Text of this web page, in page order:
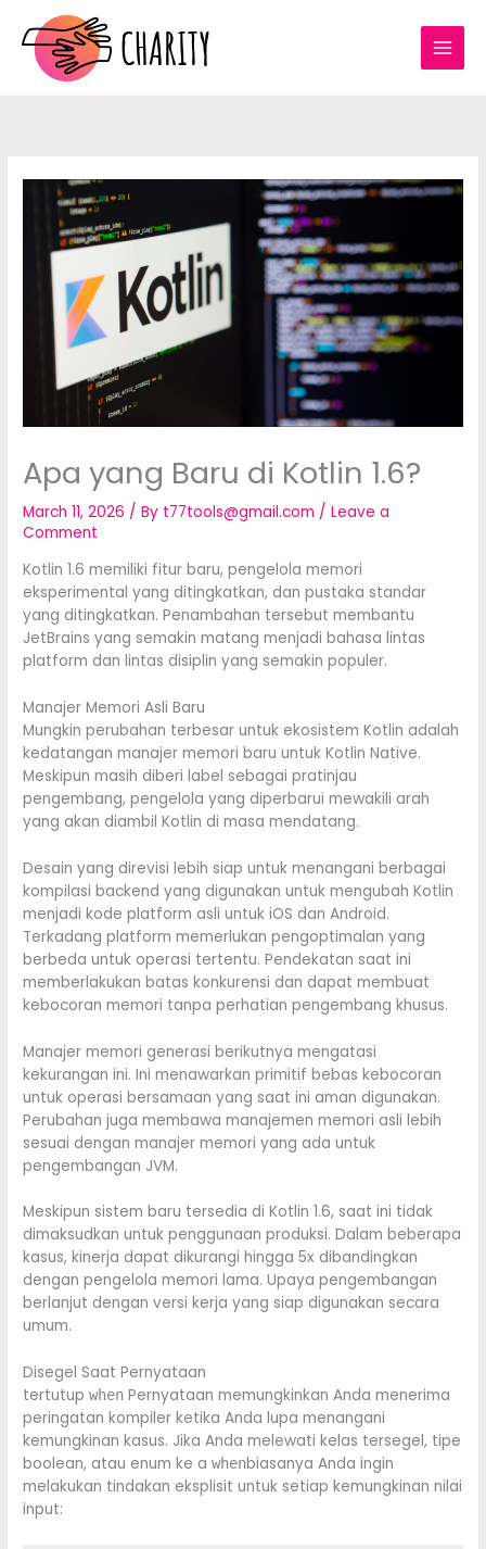
content
Apa yang Baru di Kotlin 1.6?
March 11, 2026 / By t77tools@gmail.com /Leave a
Comment
Kotlin 1.6 memiliki fitur baru, pengelola memori
eksperimental yang ditingkatkan, dan pustaka standar
yang ditingkatkan. Penambahan tersebut membantu
JetBrains yang semakin matang menjadi bahasa lintas
platform dan lintas disiplin yang semakin populer.
Manajer Memori Asli Baru
Mungkin perubahan terbesar untuk ekosistem Kotlin adalah
kedatangan manajer memori baru untuk Kotlin Native.
Meskipun masih diberi label sebagai pratinjau
pengembang, pengelola yang diperbarui mewakili arah
yang akan diambil Kotlin di masa mendatang.
Desain yang direvisi lebih siap untuk menangani berbagai
kompilasi backend yang digunakan untuk mengubah Kotlin
menjadi kode platform asli untuk iOS dan Android.
Terkadang platform memerlukan pengoptimalan yang
berbeda untuk operasi tertentu. Pendekatan saat ini
memberlakukan batas konkurensi dan dapat membuat
kebocoran memori tanpa perhatian pengembang khusus.
Manajer memori generasi berikutnya mengatasi
kekurangan ini. Ini menawarkan primitif bebas kebocoran
untuk operasi bersamaan yang saat ini aman digunakan.
Perubahan juga membawa manajemen memori asli lebih
sesuai dengan manajer memori yang ada untuk
pengembangan JVM.
Meskipun sistem baru tersedia di Kotlin 1.6, saat ini tidak
dimaksudkan untuk penggunaan produksi. Dalam beberapa
kasus, kinerja dapat dikurangi hingga 5x dibandingkan
dengan pengelola memori lama. Upaya pengembangan
berlanjut dengan versi kerja yang siap digunakan secara
umum.
Disegel Saat Pernyataan
tertutupwhen Pernyataan memungkinkan Anda menerima
peringatan kompiler ketika Anda lupa menangani
kemungkinan kasus. Jika Anda melewati kelas tersegel, tipe
boolean, atau enum ke awhenbiasanya Anda ingin
melakukan tindakan eksplisit untuk setiap kemungkinan nilai
input: